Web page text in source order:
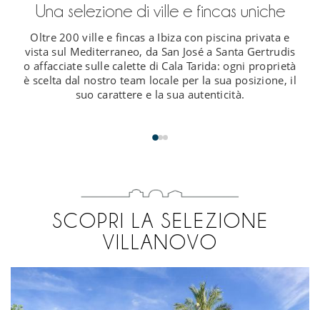
Una selezione di ville e fincas uniche
Oltre 200 ville e fincas a Ibiza con piscina privata e
vista sul Mediterraneo, da San José a Santa Gertrudis
o affacciate sulle calette di Cala Tarida: ogni proprietà
è scelta dal nostro team locale per la sua posizione, il
suo carattere e la sua autenticità.
SCOPRI LA SELEZIONE
VILLANOVO